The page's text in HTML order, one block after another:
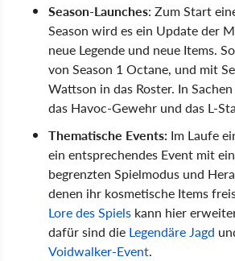
Season-Launches: Zum Start
Season wird es ein Update der
neue Legende und neue Items.
von Season 1 Octane, und mit
Wattson in das Roster. In
das Havoc-Gewehr und das L-
Thematische Events: Im Laufe
ein entsprechendes Event mit
begrenzten Spielmodus und
denen ihr kosmetische Items
Lore des Spiels kann hier
dafür sind die Legendäre Jagd
Voidwalker-Event.